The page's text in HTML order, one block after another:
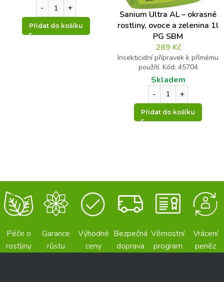
Přidat do košíku
Sanium Ultra AL – okrasné
rostliny, ovoce a zelenina 1l
PG SBM
289 Kč
Insekticidní přípravek k přímému
použítí. Kód: 45704
Skladem
Přidat do košíku
Péče o
rostliny
Garance
růstu
Výhodné
ceny
Bezpečná
doprava
Věrnostní
program
Vrácení
peněz